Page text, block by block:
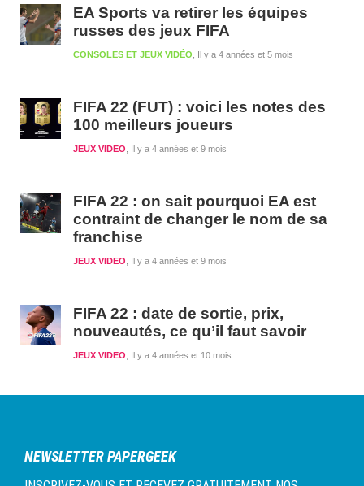
EA Sports va retirer les équipes
russes des jeux FIFA
Il y a 4 années et 5 mois
CONSOLES ET JEUX VIDÉO
FIFA 22 (FUT) : voici les notes des
100 meilleurs joueurs
Il y a 4 années et 9 mois
JEUX VIDEO
FIFA 22 : on sait pourquoi EA est
contraint de changer le nom de sa
franchise
Il y a 4 années et 9 mois
JEUX VIDEO
FIFA 22 : date de sortie, prix,
nouveautés, ce qu’il faut savoir
Il y a 4 années et 10 mois
JEUX VIDEO
NEWSLETTER PAPERGEEK